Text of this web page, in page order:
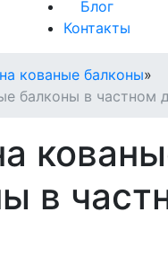
Блог
Контакты
кованые балконы»
балконы в частном
в